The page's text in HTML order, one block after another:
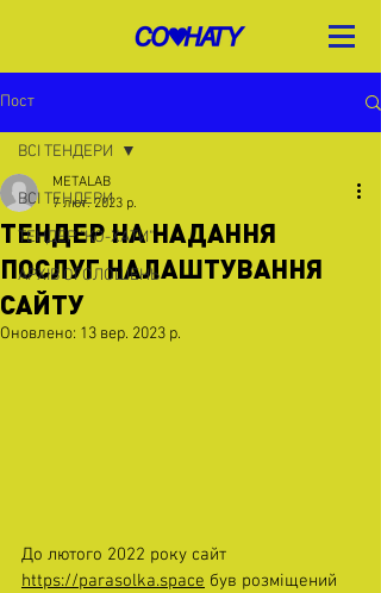
Пост
ВСІ ТЕНДЕРИ
ТЕНДЕР "КО-ХАТИ"
АРХІВ ОГОЛОШЕНЬ
ВСІ ТЕНДЕРИ
ТЕНДЕР НА НАДАННЯ
ПОСЛУГ НАЛАШТУВАННЯ
САЙТУ
METALAB
7 лют. 2023 р.
Оновлено: 13 вер. 2023 р.
До лютого 2022 року сайт
https://parasolka.space був розміщений